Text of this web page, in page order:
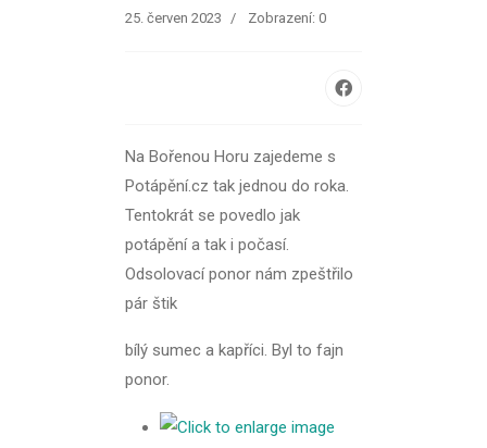
25. červen 2023 Zobrazení: 0
Na Bořenou Horu zajedeme s
Potápění.cz tak jednou do roka.
Tentokrát se povedlo jak
potápění a tak i počasí.
Odsolovací ponor nám zpeštřilo
pár štik
bílý sumec a kapříci. Byl to fajn
ponor.